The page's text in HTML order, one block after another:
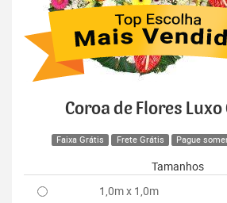
Coroa de Flores
Faixa Grátis Frete Grátis Pague
Tamanhos
1,0m x 1,0m